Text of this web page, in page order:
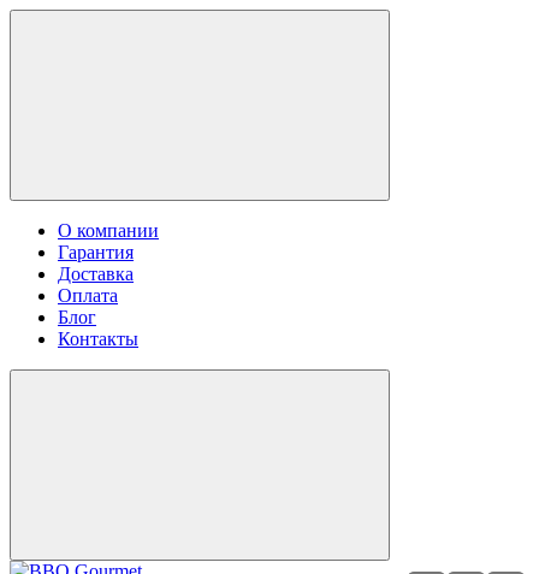
О компании
Гарантия
Доставка
Оплата
Блог
Контакты